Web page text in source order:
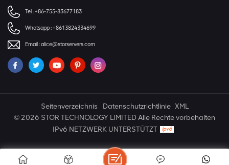
Tel :+86-755-83677183
Whatsapp :+8613824334699
Email :alice@storservers.com
Seitenverzeichnis Datenschutzrichtlinie XML
© 2026 STOR TECHNOLOGY LIMITED Alle Rechte vorbehalten
IPv6 NETZWERK UNTERSTÜTZT